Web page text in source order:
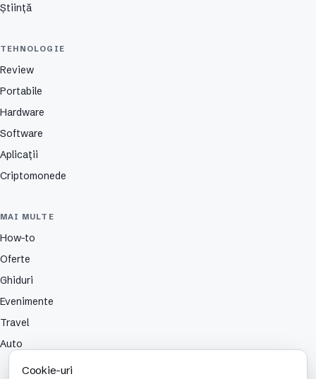
Știință
TEHNOLOGIE
Review
Portabile
Hardware
Software
Aplicații
Criptomonede
MAI MULTE
How-to
Oferte
Ghiduri
Evenimente
Travel
Auto
Cookie-uri